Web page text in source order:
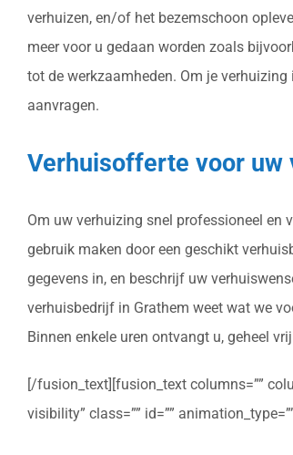
verhuizen, en/of het bezemschoon
meer voor u gedaan worden zoals
tot de werkzaamheden. Om je
aanvragen.
Verhuisofferte voor uw
Om uw verhuizing snel professioneel en
gebruik maken door een geschikt
gegevens in, en beschrijf uw
verhuisbedrijf in Grathem weet wat we
Binnen enkele uren ontvangt u, geheel
[/fusion_text][fusion_text columns=””
visibility” class=”” id=””